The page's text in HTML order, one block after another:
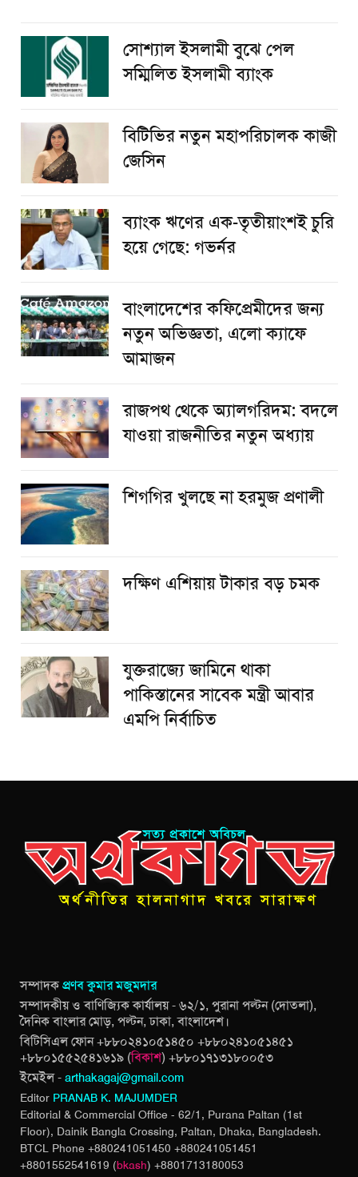
সোশ্যাল ইসলামী বুঝে পেল
সম্মিলিত ইসলামী ব্যাংক
বিটিভির নতুন মহাপরিচালক কাজী
জেসিন
ব্যাংক ঋণের এক-তৃতীয়াংশই চুরি
হয়ে গেছে: গভর্নর
বাংলাদেশের কফিপ্রেমীদের জন্য
নতুন অভিজ্ঞতা, এলো ক্যাফে
আমাজন
রাজপথ থেকে অ্যালগরিদম: বদলে
যাওয়া রাজনীতির নতুন অধ্যায়
শিগগির খুলছে না হরমুজ প্রণালী
দক্ষিণ এশিয়ায় টাকার বড় চমক
যুক্তরাজ্যে জামিনে থাকা
পাকিস্তানের সাবেক মন্ত্রী আবার
এমপি নির্বাচিত
সম্পাদকপ্রণব কুমার মজুমদার
সম্পাদকীয় ও বাণিজ্যিক কার্যালয় - ৬২/১, পুরানা পল্টন (দোতলা),
দৈনিক বাংলার মোড়, পল্টন, ঢাকা, বাংলাদেশ।
বিটিসিএল ফোন +৮৮০২৪১০৫১৪৫০ +৮৮০২৪১০৫১৪৫১
+৮৮০১৫৫২৫৪১৬১৯ (বিকাশ) +৮৮০১৭১৩১৮০০৫৩
ইমেইল - arthakagaj@gmail.com
Editor PRANAB K. MAJUMDER
Editorial & Commercial Office - 62/1, Purana Paltan (1st
Floor), Dainik Bangla Crossing, Paltan, Dhaka, Bangladesh.
BTCL Phone +880241051450 +880241051451
+8801552541619 (bkash) +8801713180053